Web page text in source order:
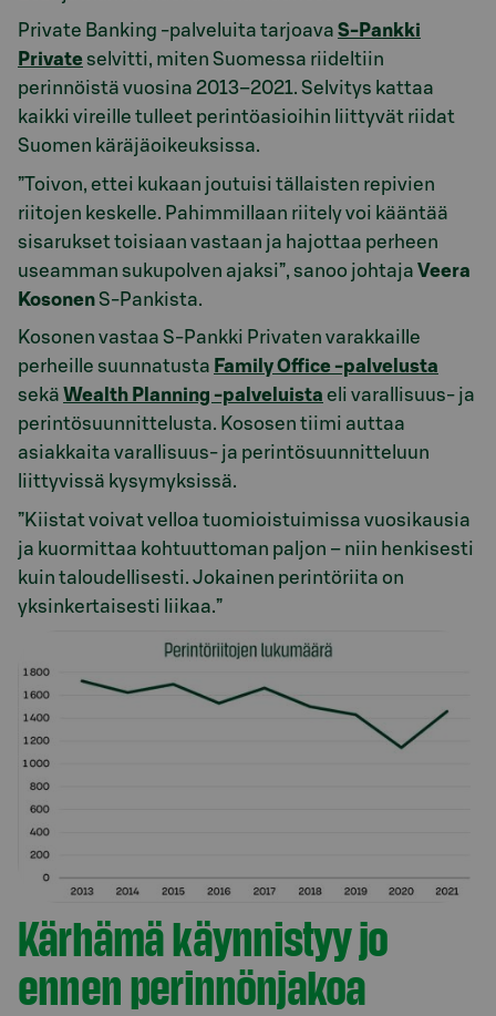
Private Banking -palveluita tarjoava S-Pankki
Privateselvitti, miten Suomessa riideltiin
perinnöistä vuosina 2013–2021. Selvitys kattaa
kaikki vireille tulleet perintöasioihin liittyvät riidat
Suomen käräjäoikeuksissa.
”Toivon, ettei kukaan joutuisi tällaisten repivien
riitojen keskelle. Pahimmillaan riitely voi kääntää
sisarukset toisiaan vastaan ja hajottaa perheen
useamman sukupolven ajaksi”, sanoo johtaja Veera
KosonenS-Pankista.
Kosonen vastaa S-Pankki Privaten varakkaille
perheille suunnatusta Family Office -palvelusta
sekä Wealth Planning -palveluista eli varallisuus- ja
perintösuunnittelusta. Kososen tiimi auttaa
asiakkaita varallisuus- ja perintösuunnitteluun
liittyvissä kysymyksissä.
”Kiistat voivat velloa tuomioistuimissa vuosikausia
ja kuormittaa kohtuuttoman paljon – niin henkisesti
kuin taloudellisesti. Jokainen perintöriita on
yksinkertaisesti liikaa.”
Kärhämä käynnistyy jo
ennen perinnönjakoa